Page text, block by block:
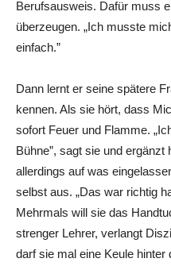
Berufsausweis. Dafür muss
überzeugen. „Ich musste
einfach.”
Dann lernt er seine spätere
kennen. Als sie hört, dass
sofort Feuer und Flamme.
Bühne”, sagt sie und ergänzt
allerdings auf was
selbst aus. „Das war richtig
Mehrmals will sie das
strenger Lehrer, verlangt
darf sie mal eine Keule